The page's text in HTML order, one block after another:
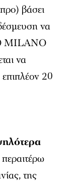
βάσει
να
MILANO
να
επιπλέον 20
της